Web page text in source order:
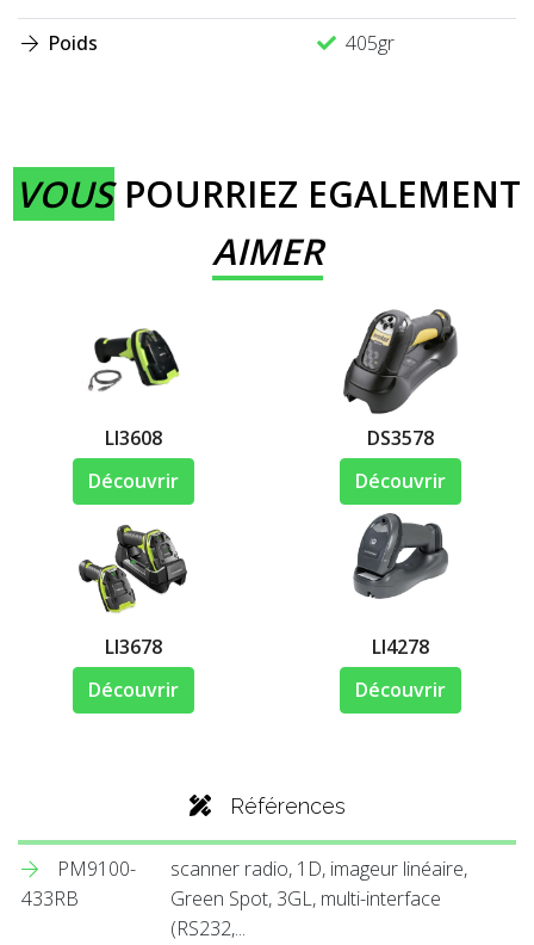
Poids 405gr
VOUSPOURRIEZ EGALEMENT
AIMER
LI3608
Découvrir
DS3578
Découvrir
LI3678
Découvrir
LI4278
Découvrir
Références
PM9100-
433RB
scanner radio, 1D, imageur linéaire,
Green Spot, 3GL, multi-interface
(RS232,...